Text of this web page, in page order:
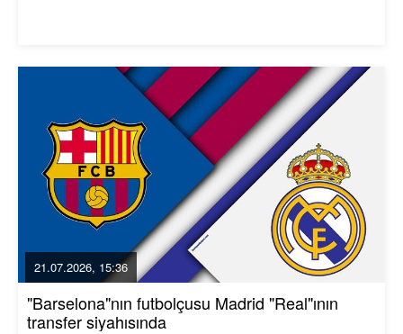
21.07.2026, 15:36
"Barselona"nın futbolçusu Madrid "Real"ının
transfer siyahısında